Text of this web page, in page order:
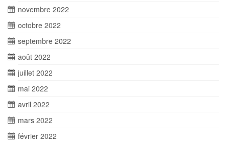
novembre 2022
octobre 2022
septembre 2022
août 2022
juillet 2022
mai 2022
avril 2022
mars 2022
février 2022